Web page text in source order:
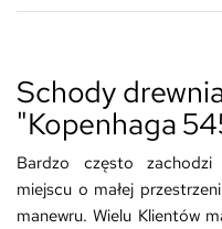
Schody
"Kopenhaga
Bardzo często
miejscu o małej
manewru. Wielu Klientów